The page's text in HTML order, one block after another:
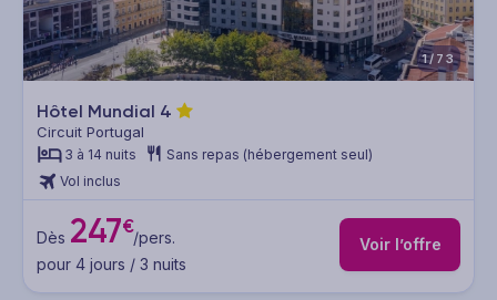
1/73
Hôtel Mundial 4
Circuit Portugal
3 à 14 nuits
Sans repas (hébergement seul)
Vol inclus
Dès 247€/pers.
pour 4 jours / 3 nuits
Voir l’offre